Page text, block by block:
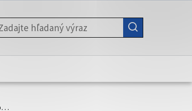
stránka vždy začína
sídla.
OTVORÍ NA NOVEJ KARTE
SA OTVORÍ NA NOVEJ KARTE
SA OTVORÍ NA NOVEJ KARTE